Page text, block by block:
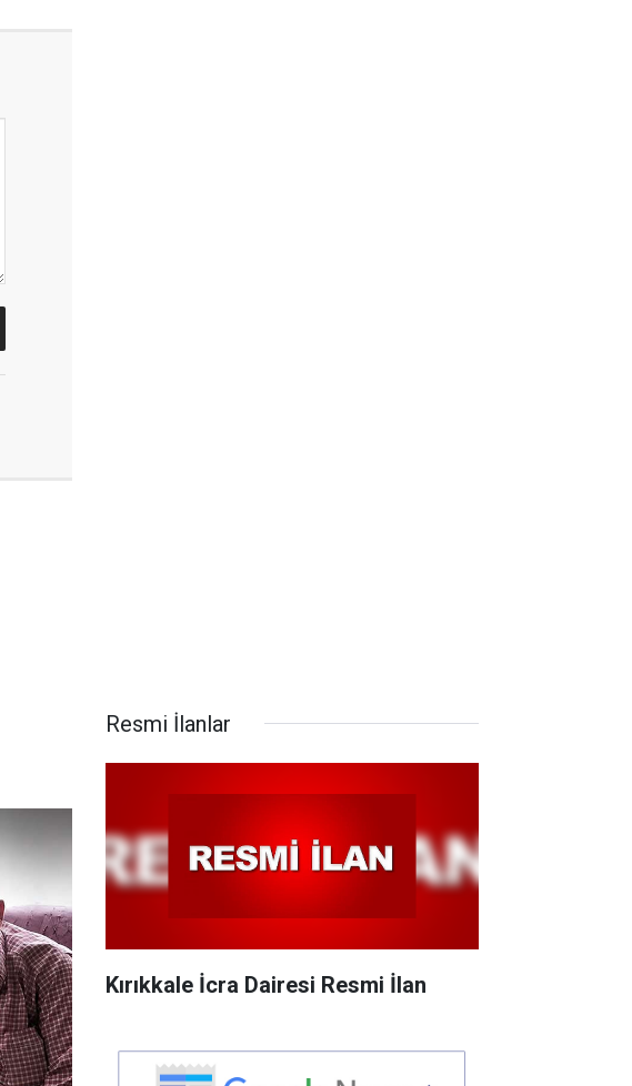
Resmi İlanlar
Kırıkkale İcra Dairesi Resmi İlan